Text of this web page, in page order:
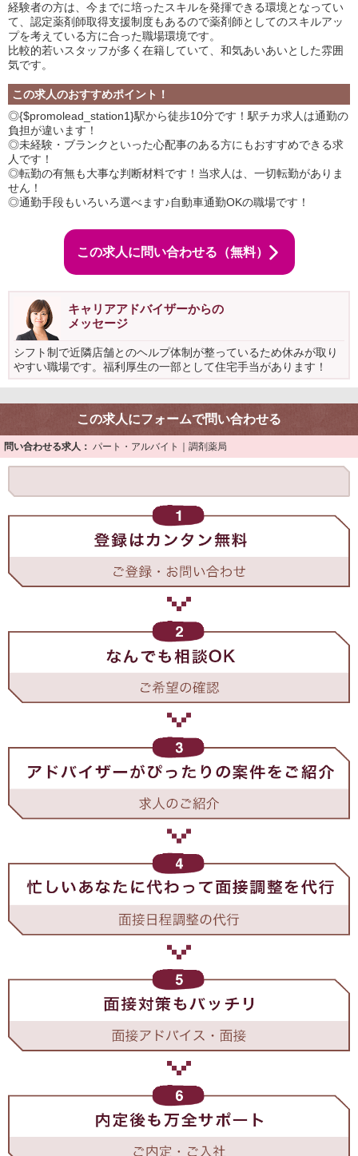
経験者の方は、今までに培ったスキルを発揮できる環境となってい
て、認定薬剤師取得支援制度もあるので薬剤師としてのスキルアッ
プを考えている方に合った職場環境です。
比較的若いスタッフが多く在籍していて、和気あいあいとした雰囲
気です。
この求人のおすすめポイント！
◎{$promolead_station1}駅から徒歩10分です！駅チカ求人は通勤の
負担が違います！
◎未経験・ブランクといった心配事のある方にもおすすめできる求
人です！
◎転勤の有無も大事な判断材料です！当求人は、一切転勤がありま
せん！
◎通勤手段もいろいろ選べます♪自動車通勤OKの職場です！
この求人に問い合わせる（無料）
キャリアアドバイザーからの
メッセージ
シフト制で近隣店舗とのヘルプ体制が整っているため休みが取り
やすい職場です。福利厚生の一部として住宅手当があります！
この求人にフォームで問い合わせる
問い合わせる求人： パート・アルバイト｜調剤薬局